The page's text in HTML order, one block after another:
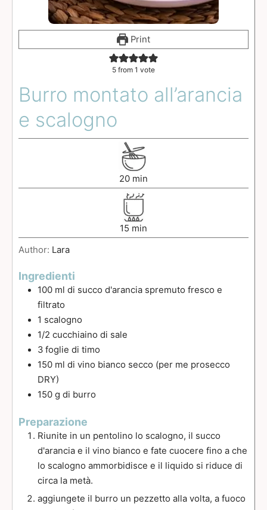
Print
5 from 1 vote
Burro montato all’arancia
e scalogno
20 min
15 min
Author: Lara
Ingredienti
100 ml di succo d'arancia spremuto fresco e
filtrato
1 scalogno
1/2 cucchiaino di sale
3 foglie di timo
150 ml di vino bianco secco (per me prosecco
DRY)
150 g di burro
Preparazione
Riunite in un pentolino lo scalogno, il succo
d'arancia e il vino bianco e fate cuocere fino a che
lo scalogno ammorbidisce e il liquido si riduce di
circa la metà.
aggiungete il burro un pezzetto alla volta, a fuoco